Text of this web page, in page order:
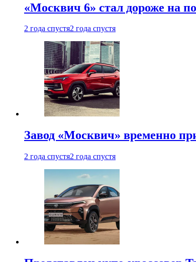
«Москвич 6» стал дороже на
2 года спустя2 года спустя
Завод «Москвич» временно
2 года спустя2 года спустя